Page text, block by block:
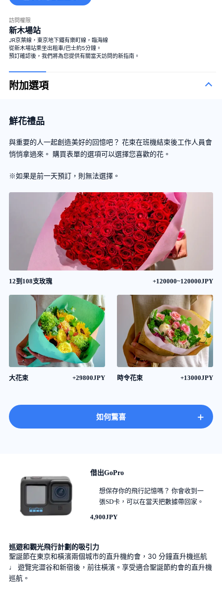
訪問權限
新木場站
JR京葉線，東京地下鐵有樂町線，臨海線
從新木場站乘坐出租車/巴士約5分鐘。
預訂確認後，我們將為您提供有關當天訪問的新指南。
附加選項
鮮花禮品
與重要的人一起創造美好的回憶吧？ 花束在班機結束後工作人員會
悄悄拿過來。 購買表單的選項可以選擇您喜歡的花。
※如果是前一天預訂，則無法選擇。
12到108支玫瑰 +120000~120000JPY
大花束 +29800JPY 時令花束 +13000JPY
如何驚喜 +
借出GoPro
想保存你的飛行記憶嗎？ 你會收到一
張SD卡，可以在當天把數據帶回家。
4,900JPY
巡遊和觀光飛行計劃的吸引力
聖誕節在東京和橫濱兩個城市的直升機約會，30 分鐘直升機巡航
♩ 遊覽完澀谷和新宿後，前往橫濱。享受適合聖誕節約會的直升機
巡航。